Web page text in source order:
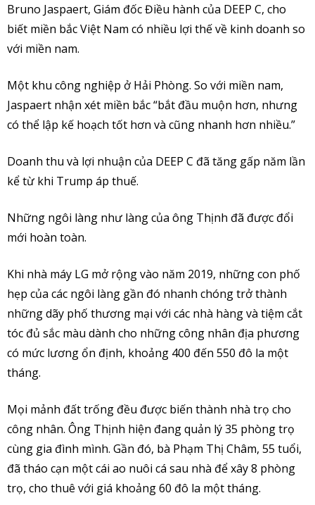
Bruno Jaspaert, Giám đốc Điều hành của DEEP C, cho
biết miền bắc Việt Nam có nhiều lợi thế về kinh doanh so
với miền nam.
Một khu công nghiệp ở Hải Phòng. So với miền nam,
Jaspaert nhận xét miền bắc “bắt đầu muộn hơn, nhưng
có thể lập kế hoạch tốt hơn và cũng nhanh hơn nhiều.”
Doanh thu và lợi nhuận của DEEP C đã tăng gấp năm lần
kể từ khi Trump áp thuế.
Những ngôi làng như làng của ông Thịnh đã được đổi
mới hoàn toàn.
Khi nhà máy LG mở rộng vào năm 2019, những con phố
hẹp của các ngôi làng gần đó nhanh chóng trở thành
những dãy phố thương mại với các nhà hàng và tiệm cắt
tóc đủ sắc màu dành cho những công nhân địa phương
có mức lương ổn định, khoảng 400 đến 550 đô la một
tháng.
Mọi mảnh đất trống đều được biến thành nhà trọ cho
công nhân. Ông Thịnh hiện đang quản lý 35 phòng trọ
cùng gia đình mình. Gần đó, bà Phạm Thị Châm, 55 tuổi,
đã tháo cạn một cái ao nuôi cá sau nhà để xây 8 phòng
trọ, cho thuê với giá khoảng 60 đô la một tháng.